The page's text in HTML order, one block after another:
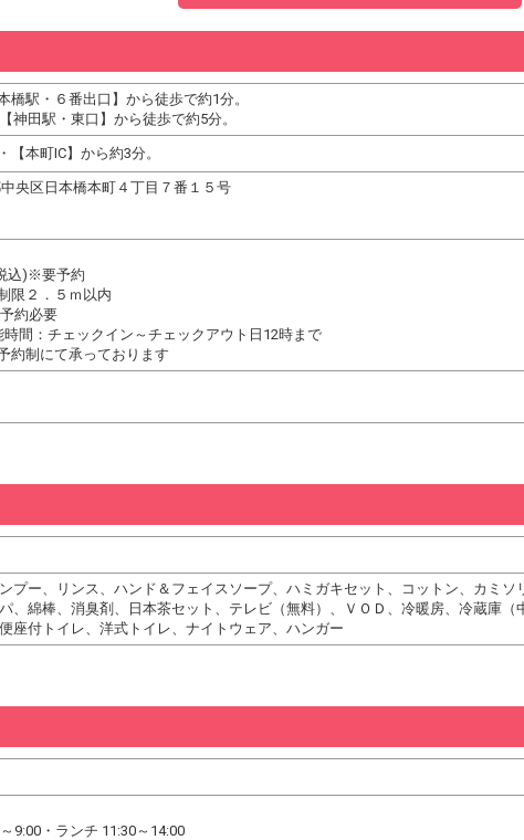
橋駅・６番出口】から徒歩で約1分。
神田駅・東口】から徒歩で約5分。
【本町IC】から約3分。
央区日本橋本町４丁目７番１５号
込)※要予約
限２．５ｍ以内
約必要
間：チェックイン～チェックアウト日12時まで
約制にて承っております
プー、リンス、ハンド＆フェイスソープ、ハミガキセット、コットン、カミ
、綿棒、消臭剤、日本茶セット、テレビ（無料）、ＶＯＤ、冷暖房、冷蔵庫（
座付トイレ、洋式トイレ、ナイトウェア、ハンガー
9:00・ランチ 11:30～14:00